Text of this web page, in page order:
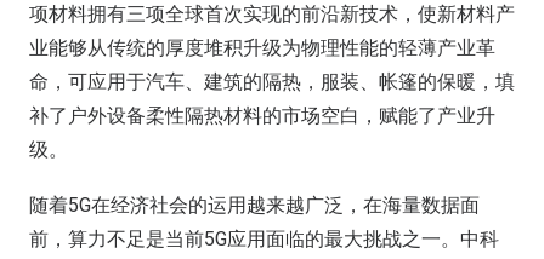
项材料拥有三项全球首次实现的前沿新技术，使新材料产
业能够从传统的厚度堆积升级为物理性能的轻薄产业革
命，可应用于汽车、建筑的隔热，服装、帐篷的保暖，填
补了户外设备柔性隔热材料的市场空白，赋能了产业升
级。
随着5G在经济社会的运用越来越广泛，在海量数据面
前，算力不足是当前5G应用面临的最大挑战之一。中科